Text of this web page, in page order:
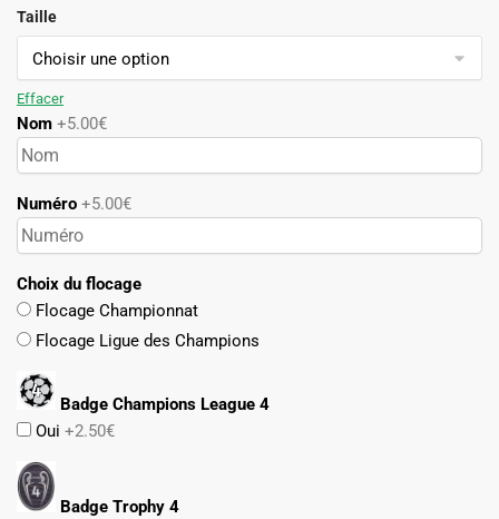
119.90€.59.90€.
Taille
Effacer
Nom +5.00€
Numéro +5.00€
Choix du flocage
Flocage Championnat
Flocage Ligue des Champions
Badge Champions League 4
Oui +2.50€
Badge Trophy 4